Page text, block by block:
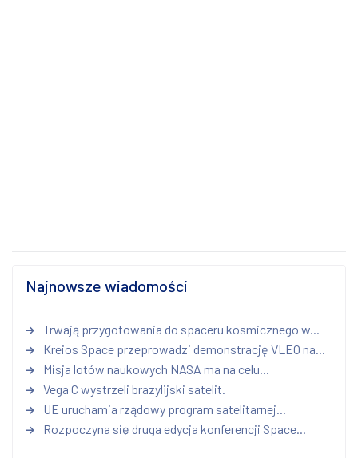
Najnowsze wiadomości
Trwają przygotowania do spaceru kosmicznego w...
Kreios Space przeprowadzi demonstrację VLEO na...
Misja lotów naukowych NASA ma na celu...
Vega C wystrzeli brazylijski satelit.
UE uruchamia rządowy program satelitarnej...
Rozpoczyna się druga edycja konferencji Space...